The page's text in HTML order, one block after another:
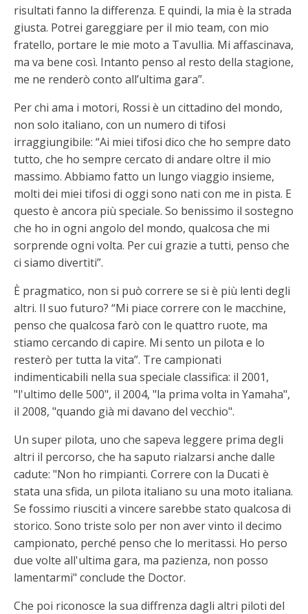
risultati fanno la differenza. E quindi, la mia è la strada
giusta. Potrei gareggiare per il mio team, con mio
fratello, portare le mie moto a Tavullia. Mi affascinava,
ma va bene così. Intanto penso al resto della stagione,
me ne renderò conto all’ultima gara”.
Per chi ama i motori, Rossi è un cittadino del mondo,
non solo italiano, con un numero di tifosi
irraggiungibile: “Ai miei tifosi dico che ho sempre dato
tutto, che ho sempre cercato di andare oltre il mio
massimo. Abbiamo fatto un lungo viaggio insieme,
molti dei miei tifosi di oggi sono nati con me in pista. E
questo è ancora più speciale. So benissimo il sostegno
che ho in ogni angolo del mondo, qualcosa che mi
sorprende ogni volta. Per cui grazie a tutti, penso che
ci siamo divertiti”.
È pragmatico, non si può correre se si è più lenti degli
altri. Il suo futuro? “Mi piace correre con le macchine,
penso che qualcosa farò con le quattro ruote, ma
stiamo cercando di capire. Mi sento un pilota e lo
resterò per tutta la vita”. Tre campionati
indimenticabili nella sua speciale classifica: il 2001,
"l'ultimo delle 500", il 2004, "la prima volta in Yamaha",
il 2008, "quando già mi davano del vecchio".
Un super pilota, uno che sapeva leggere prima degli
altri il percorso, che ha saputo rialzarsi anche dalle
cadute: "Non ho rimpianti. Correre con la Ducati è
stata una sfida, un pilota italiano su una moto italiana.
Se fossimo riusciti a vincere sarebbe stato qualcosa di
storico. Sono triste solo per non aver vinto il decimo
campionato, perché penso che lo meritassi. Ho perso
due volte all'ultima gara, ma pazienza, non posso
lamentarmi" conclude the Doctor.
Che poi riconosce la sua diffrenza dagli altri piloti del